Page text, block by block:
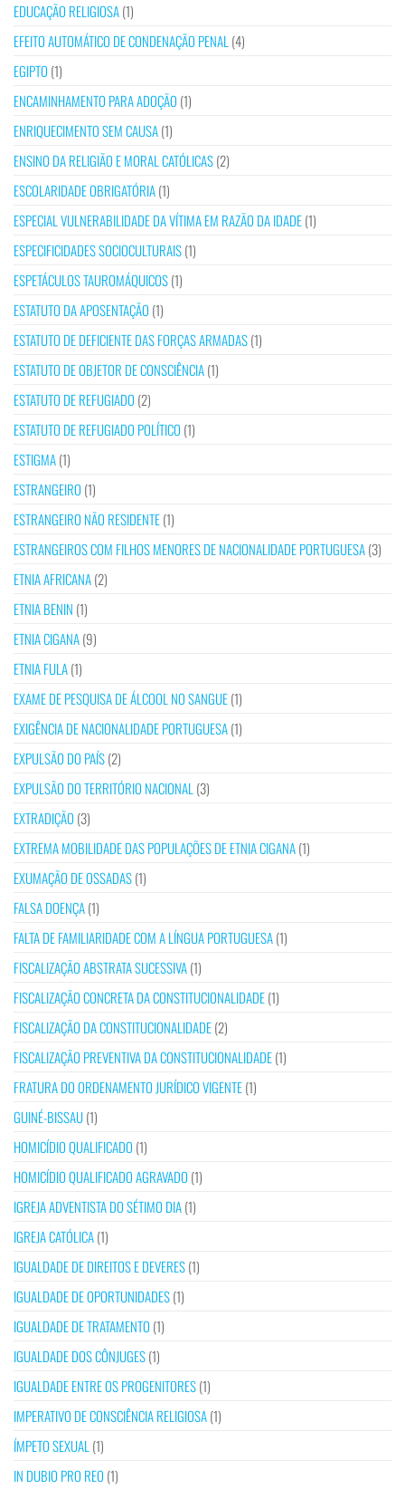
EDUCAÇÃO RELIGIOSA(1)
EFEITO AUTOMÁTICO DE CONDENAÇÃO PENAL (4)
EGIPTO (1)
ENCAMINHAMENTO PARA ADOÇÃO (1)
ENRIQUECIMENTO SEM CAUSA(1)
ENSINO DA RELIGIÃO E MORAL CATÓLICAS(2)
ESCOLARIDADE OBRIGATÓRIA(1)
ESPECIAL VULNERABILIDADE DA VÍTIMA EM RAZÃO DA IDADE(1)
ESPECIFICIDADES SOCIOCULTURAIS(1)
ESPETÁCULOS TAUROMÁQUICOS(1)
ESTATUTO DA APOSENTAÇÃO (1)
ESTATUTO DE DEFICIENTE DAS FORÇAS ARMADAS(1)
ESTATUTO DE OBJETOR DE CONSCIÊNCIA(1)
ESTATUTO DE REFUGIADO (2)
ESTATUTO DE REFUGIADO POLÍTICO (1)
ESTIGMA(1)
ESTRANGEIRO (1)
ESTRANGEIRO NÃO RESIDENTE(1)
ESTRANGEIROS COM FILHOS MENORES DE NACIONALIDADE PORTUGUESA(3)
ETNIA AFRICANA(2)
ETNIA BENIN (1)
ETNIA CIGANA(9)
ETNIA FULA(1)
EXAME DE PESQUISA DE ÁLCOOL NO SANGUE(1)
EXIGÊNCIA DE NACIONALIDADE PORTUGUESA(1)
EXPULSÃO DO PAÍS(2)
EXPULSÃO DO TERRITÓRIO NACIONAL (3)
EXTRADIÇÃO (3)
EXTREMA MOBILIDADE DAS POPULAÇÕES DE ETNIA CIGANA(1)
EXUMAÇÃO DE OSSADAS(1)
FALSA DOENÇA(1)
FALTA DE FAMILIARIDADE COM A LÍNGUA PORTUGUESA(1)
FISCALIZAÇÃO ABSTRATA SUCESSIVA(1)
FISCALIZAÇÃO CONCRETA DA CONSTITUCIONALIDADE(1)
FISCALIZAÇÃO DA CONSTITUCIONALIDADE(2)
FISCALIZAÇÃO PREVENTIVA DA CONSTITUCIONALIDADE(1)
FRATURA DO ORDENAMENTO JURÍDICO VIGENTE(1)
GUINÉ-BISSAU(1)
HOMICÍDIO QUALIFICADO (1)
HOMICÍDIO QUALIFICADO AGRAVADO (1)
IGREJA ADVENTISTA DO SÉTIMO DIA(1)
IGREJA CATÓLICA(1)
IGUALDADE DE DIREITOS E DEVERES(1)
IGUALDADE DE OPORTUNIDADES(1)
IGUALDADE DE TRATAMENTO (1)
IGUALDADE DOS CÔNJUGES(1)
IGUALDADE ENTRE OS PROGENITORES(1)
IMPERATIVO DE CONSCIÊNCIA RELIGIOSA(1)
ÍMPETO SEXUAL (1)
IN DUBIO PRO REO (1)